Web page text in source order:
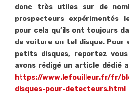
donc très utiles sur de
prospecteurs expérimentés
pour cela qu’ils ont toujours
de voiture un tel disque. Pour
petits disques, reportez
avons rédigé un article dédié
https://www.lefouilleur.fr/fr/
disques-pour-detecteurs.html